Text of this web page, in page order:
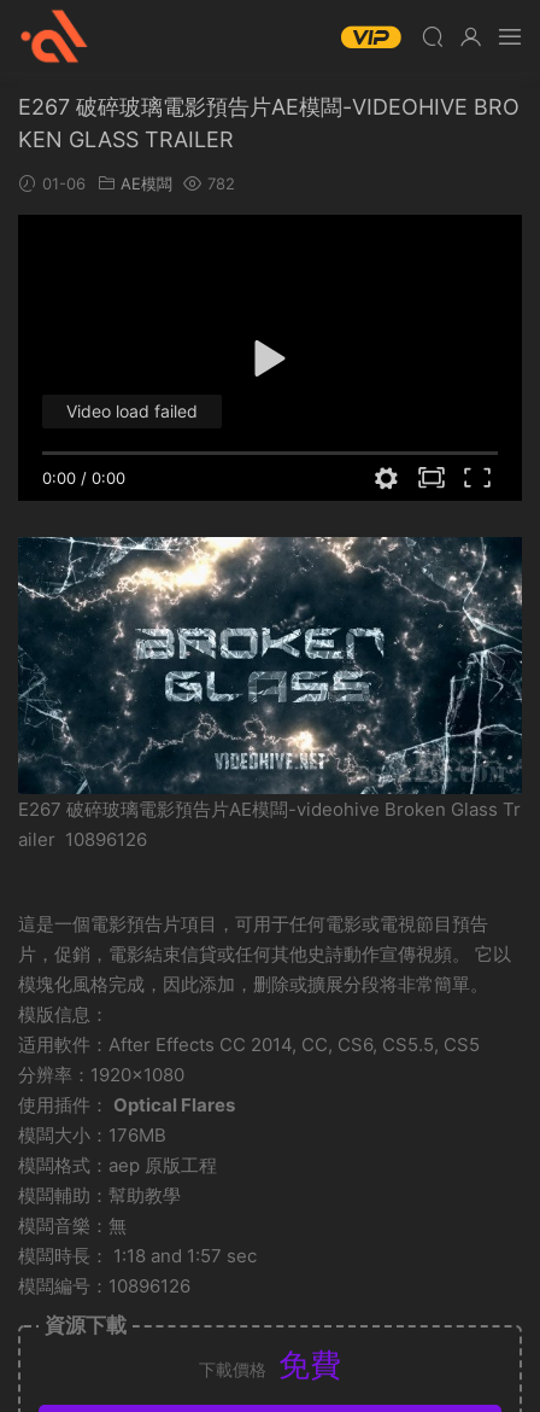
E267 破碎玻璃電影預告片AE模闆-VIDEOHIVE BRO
KEN GLASS TRAILER
01-06 AE模闆 782
0:00 / 0:00
Video load failed
E267 破碎玻璃電影預告片AE模闆-videohive Broken Glass Tr
ailer 10896126
這是一個電影預告片項目，可用于任何電影或電視節目預告
片，促銷，電影結束信貸或任何其他史詩動作宣傳視頻。 它以
模塊化風格完成，因此添加，删除或擴展分段将非常簡單。
模版信息：
适用軟件：After Effects CC 2014, CC, CS6, CS5.5, CS5
分辨率：1920×1080
使用插件： Optical Flares
模闆大小：176MB
模闆格式：aep 原版工程
模闆輔助：幫助教學
模闆音樂：無
模闆時長： 1:18 and 1:57 sec
模闆編号：10896126
資源下載
下載價格 免費